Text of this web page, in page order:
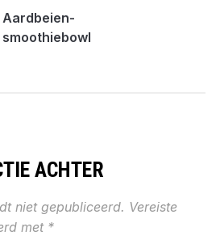
Aardbeien-
smoothiebowl
ACHTER
niet gepubliceerd. Vereiste
met *